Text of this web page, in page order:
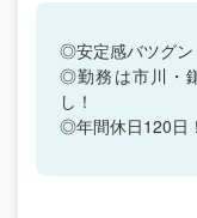
◎安定感バツグン
◎勤務は市川・
し！
◎年間休日120日